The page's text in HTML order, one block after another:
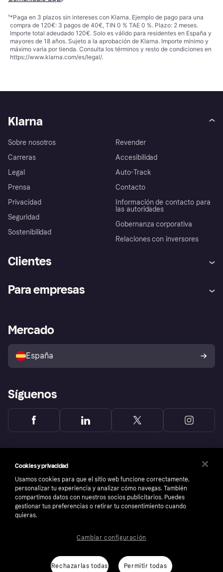
¹*Paga en 3 plazos sin intereses con Klarna. Ejemplo de pago para una
compra de 120€: 3 pagos de 40€, TIN 0 % TAE 0 %. Plazo: 2 meses.
Importe total adeudado 120€. Solo es válido para residentes en España y
mayores de 18 años. Sujeto a la aprobación de Klarna. Importe mínimo y
máximo varía por tienda. Consulta los términos y resto de condiciones en
https://www.klarna.com/es/legal/.
Klarna
Sobre nosotros
Carreras
Legal
Prensa
Privacidad
Seguridad
Sostenibilidad
Revender
Accesibilidad
Auto-Track
Contacto
Información de contacto para
las autoridades
Gobernanza corporativa
Relaciones con inversores
Clientes
Inicio de sesión
Directorio de tiendas
Política de protección al
comprador de Klarna
Reclamaciones
Para empresas
Acceso empresas
Mercado
España
Síguenos
Número de empresa: 556737-0431
Cookies y privacidad
Usamos cookies para que el sitio web funcione correctamente,
personalizar tu experiencia y analizar cómo navegas. También
compartimos datos con nuestros socios publicitarios. Puedes
gestionar tus preferencias o retirar tu consentimiento cuando
quieras.
Rechazarlas todas Permitir todas
Cambiar configuración